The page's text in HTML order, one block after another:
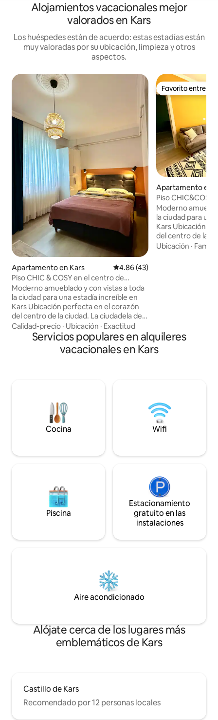
Alojamientos vacacionales mejor
valorados en Kars
Los huéspedes están de acuerdo: estas estadías están
muy valoradas por su ubicación, limpieza y otros
aspectos.
Apartamento en Kars Calificación promedio: 4.86 de
4.86 (43)
Piso CHIC & COSY en el centro de
Masalpark 1
Moderno amueblado y con vistas a toda
la ciudad para una estadía increíble en
Kars Ubicación perfecta en el corazón
del centro de la ciudad. La ciudadela de
Kars está a 900 metros, el museo del
queso está a 650 metros de distancia. -
Siempre es seguro y tranquilo. -Cerca de
supermercados y transportes públicos -
Calidad-precio · Ubicación · Exactitud
Favorito entre
Favorito entre
Apartamento en
Piso CHIC&COSY
Masalpark13
Moderno
la ciudad para
Kars Ubicación perfecta en el corazón
del centro de la
Kars está a 900
Ubicación ·
Servicios populares en alquileres
vacacionales en Kars
Cocina Wifi
Piscina
Estacionamiento
gratuito en las
instalaciones
Aire acondicionado
Alójate cerca de los lugares más
emblemáticos de Kars
Castillo de Kars
Recomendado por 12 personas locales